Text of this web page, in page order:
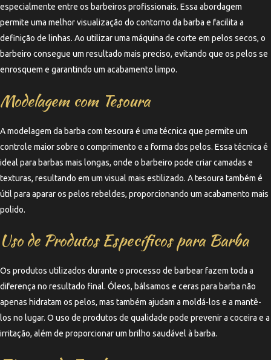
especialmente entre os barbeiros profissionais. Essa abordagem
permite uma melhor visualização do contorno da barba e facilita a
definição de linhas. Ao utilizar uma máquina de corte em pelos secos, o
barbeiro consegue um resultado mais preciso, evitando que os pelos se
enrosquem e garantindo um acabamento limpo.
Modelagem com Tesoura
A modelagem da barba com tesoura é uma técnica que permite um
controle maior sobre o comprimento e a forma dos pelos. Essa técnica é
ideal para barbas mais longas, onde o barbeiro pode criar camadas e
texturas, resultando em um visual mais estilizado. A tesoura também é
útil para aparar os pelos rebeldes, proporcionando um acabamento mais
polido.
Uso de Produtos Específicos para Barba
Os produtos utilizados durante o processo de barbear fazem toda a
diferença no resultado final. Óleos, bálsamos e ceras para barba não
apenas hidratam os pelos, mas também ajudam a moldá-los e a mantê-
los no lugar. O uso de produtos de qualidade pode prevenir a coceira e a
irritação, além de proporcionar um brilho saudável à barba.